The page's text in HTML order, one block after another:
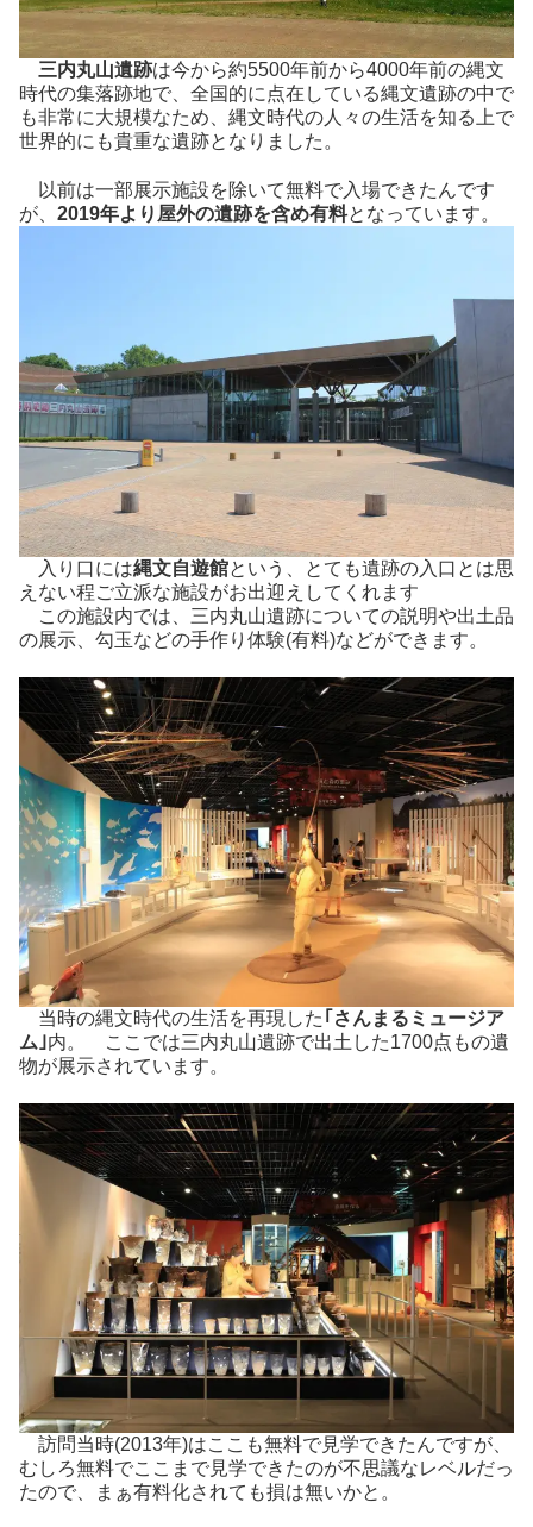
三内丸山遺跡は今から約5500年前から4000年前の縄文
時代の集落跡地で、全国的に点在している縄文遺跡の中で
も非常に大規模なため、縄文時代の人々の生活を知る上で
世界的にも貴重な遺跡となりました。
以前は一部展示施設を除いて無料で入場できたんです
が、 2019年より屋外の遺跡を含め有料となっています。
入り口には縄文自遊館という、とても遺跡の入口とは思
えない程ご立派な施設がお出迎えしてくれます
この施設内では、三内丸山遺跡についての説明や出土品
の展示、勾玉などの手作り体験(有料)などができます。
当時の縄文時代の生活を再現した ｢さんまるミュージア
ム｣内。 ここでは三内丸山遺跡で出土した1700点もの遺
物が展示されています。
訪問当時(2013年)はここも無料で見学できたんですが、
むしろ無料でここまで見学できたのが不思議なレベルだっ
たので、まぁ有料化されても損は無いかと。